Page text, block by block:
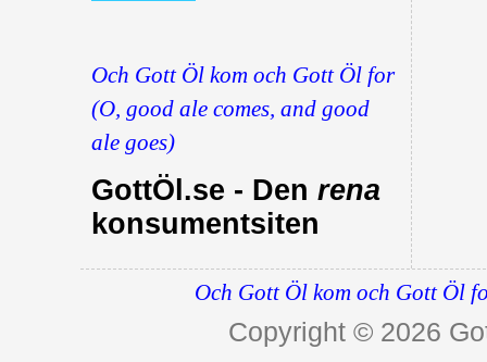
Och Gott Öl kom och Gott Öl for
(O, good ale comes, and good
ale goes)
GottÖl.se - Den rena
konsumentsiten
Och Gott Öl kom och Gott Öl
Copyright © 2026